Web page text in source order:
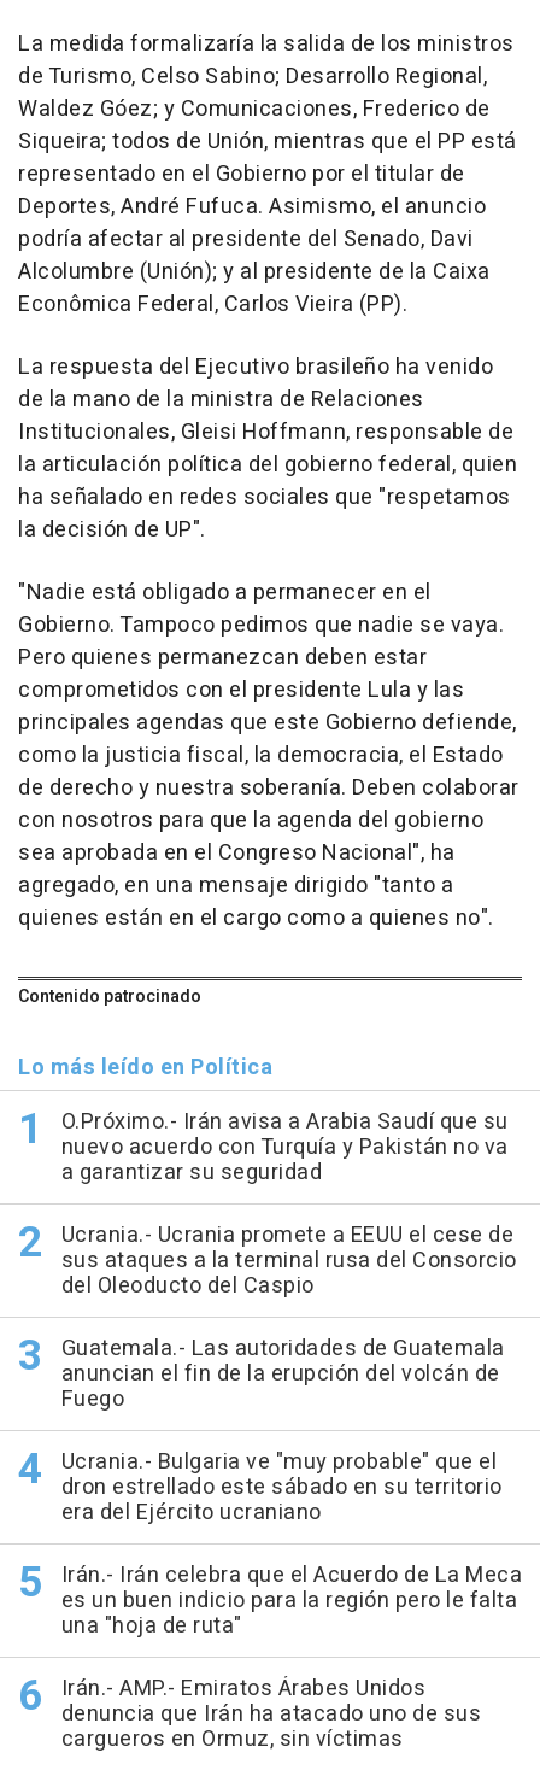
La medida formalizaría la salida de los ministros
de Turismo, Celso Sabino; Desarrollo Regional,
Waldez Góez; y Comunicaciones, Frederico de
Siqueira; todos de Unión, mientras que el PP está
representado en el Gobierno por el titular de
Deportes, André Fufuca. Asimismo, el anuncio
podría afectar al presidente del Senado, Davi
Alcolumbre (Unión); y al presidente de la Caixa
Econômica Federal, Carlos Vieira (PP).
La respuesta del Ejecutivo brasileño ha venido
de la mano de la ministra de Relaciones
Institucionales, Gleisi Hoffmann, responsable de
la articulación política del gobierno federal, quien
ha señalado en redes sociales que "respetamos
la decisión de UP".
"Nadie está obligado a permanecer en el
Gobierno. Tampoco pedimos que nadie se vaya.
Pero quienes permanezcan deben estar
comprometidos con el presidente Lula y las
principales agendas que este Gobierno defiende,
como la justicia fiscal, la democracia, el Estado
de derecho y nuestra soberanía. Deben colaborar
con nosotros para que la agenda del gobierno
sea aprobada en el Congreso Nacional", ha
agregado, en una mensaje dirigido "tanto a
quienes están en el cargo como a quienes no".
Contenido patrocinado
Lo más leído en Política
O.Próximo.- Irán avisa a Arabia Saudí que su
nuevo acuerdo con Turquía y Pakistán no va
a garantizar su seguridad
Ucrania.- Ucrania promete a EEUU el cese de
sus ataques a la terminal rusa del Consorcio
del Oleoducto del Caspio
Guatemala.- Las autoridades de Guatemala
anuncian el fin de la erupción del volcán de
Fuego
Ucrania.- Bulgaria ve "muy probable" que el
dron estrellado este sábado en su territorio
era del Ejército ucraniano
Irán.- Irán celebra que el Acuerdo de La Meca
es un buen indicio para la región pero le falta
una "hoja de ruta"
Irán.- AMP.- Emiratos Árabes Unidos
denuncia que Irán ha atacado uno de sus
cargueros en Ormuz, sin víctimas